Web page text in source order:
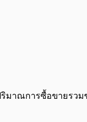
มาณการซื้อขายรวม